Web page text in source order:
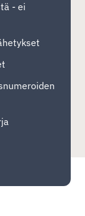
- ei